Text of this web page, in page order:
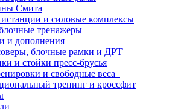
Смита
и силовые комплексы
тренажеры
и дополнения
блочные рамки и ДРТ
и стойки пресс-брусья
и свободные веса
тренинг и кроссфит